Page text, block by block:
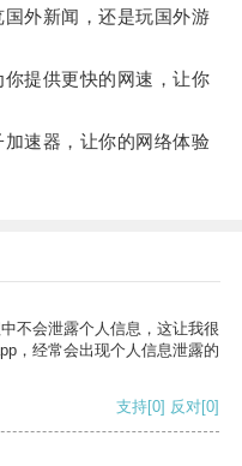
外新闻，还是玩国外游
提供更快的网速，让你
速器，让你的网络体验
不会泄露个人信息，这让我很
，经常会出现个人信息泄露的
支持[0] 反对[0]